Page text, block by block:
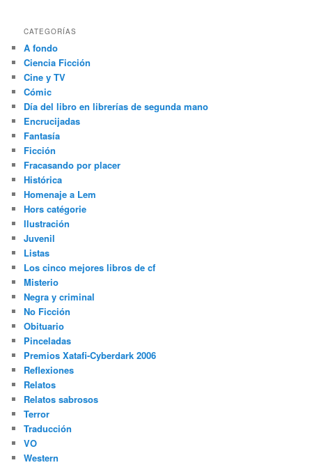
CATEGORÍAS
A fondo
Ciencia Ficción
Cine y TV
Cómic
Día del libro en librerías de segunda mano
Encrucijadas
Fantasía
Ficción
Fracasando por placer
Histórica
Homenaje a Lem
Hors catégorie
Ilustración
Juvenil
Listas
Los cinco mejores libros de cf
Misterio
Negra y criminal
No Ficción
Obituario
Pinceladas
Premios Xatafi-Cyberdark 2006
Reflexiones
Relatos
Relatos sabrosos
Terror
Traducción
VO
Western